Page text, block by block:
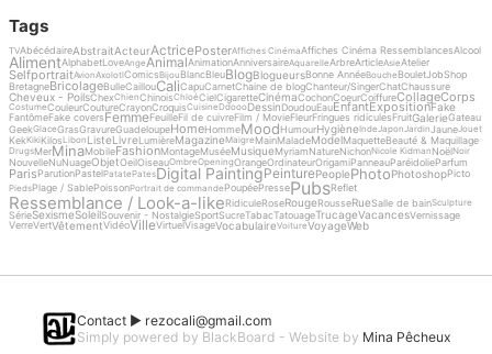
Tags
TVAbécédaireAbstraitActeurActricePosterAffiches CinémaAffiches Cinéma RessemblancesAlcool
AlimentAlphabetLoveAngeAnimalAnimationAnniversaireAquarelleArbreArticleAsieAtelier
SelfportraitAvionAxolotlComicsBijou BlancBleuBlogBlogueursBonne AnnéeBouche BouletJobShop
BretagneBricolageBulleCaillouCaliCapuCarnetChaine de blogChanteur/SingerChatChaussure
Cheveux - PoilsChexChienChinoisChloéCielCigaretteCinémaCochonCoeurCoiffureCollageCorps
CostumeCouleurCoutureCrayonCroquisCuisineDdoooDessinDoudouEauEnfantExpositionFake
FantômeFake coversFemmeFeuilleFil de cuivreFilm / MovieFleurFringues ridiculesFruitGalerieGateau
GeekGlaceGrasGravureGuadeloupeHomeHommeMoodHumourHygièneIndeJaponJardinJauneJouet
KekKikiKilosLibon ListeLivreLumièreMagazineMaigre MainMaladeModelMaquetteBeauté & Maquillage
DrugsMerMinaMobileFashionMontageMuséeMusiqueMyriamNatureNichonNicole Kidman NoëlNoir
NouvelleNuNuageObjetOeilOiseauOmbreOpeningOrangeOrdinateurOrigamiPanneauParéidolieParfum
ParisParutionPastel PatatePatesDigital PaintingPeinturePeoplePhotoPhotoshopPicto
PiedsPlage / SablePoissonPortrait de commande PoupéePressePubsReflet
Ressemblance / Look-a-likeRidiculeRoseRougeRousseRueSalle de bainSculpture
SérieSexismeSoleilSouvenir - NostalgieSportSucreTabacTatouageTrucageVacancesVernissage
VerreVertVêtementVidéoVilleVirtuelVisageVocabulaireVoitureVoyageWeb
Contact ► rezocali@gmail.com
Simply powered by BlackBoard - Website by Mina Pêcheux